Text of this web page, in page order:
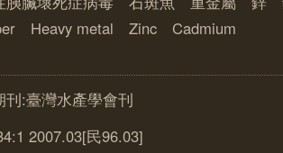
Heavy metal Zinc Cadmium
刊:臺灣水產學會刊
2007.03[民96.03]